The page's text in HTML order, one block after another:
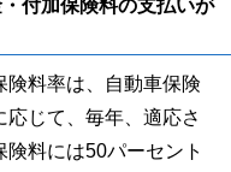
付加保険料の支払いが
険料率は、自動車保険
じて、毎年、適応さ
料には50パーセント